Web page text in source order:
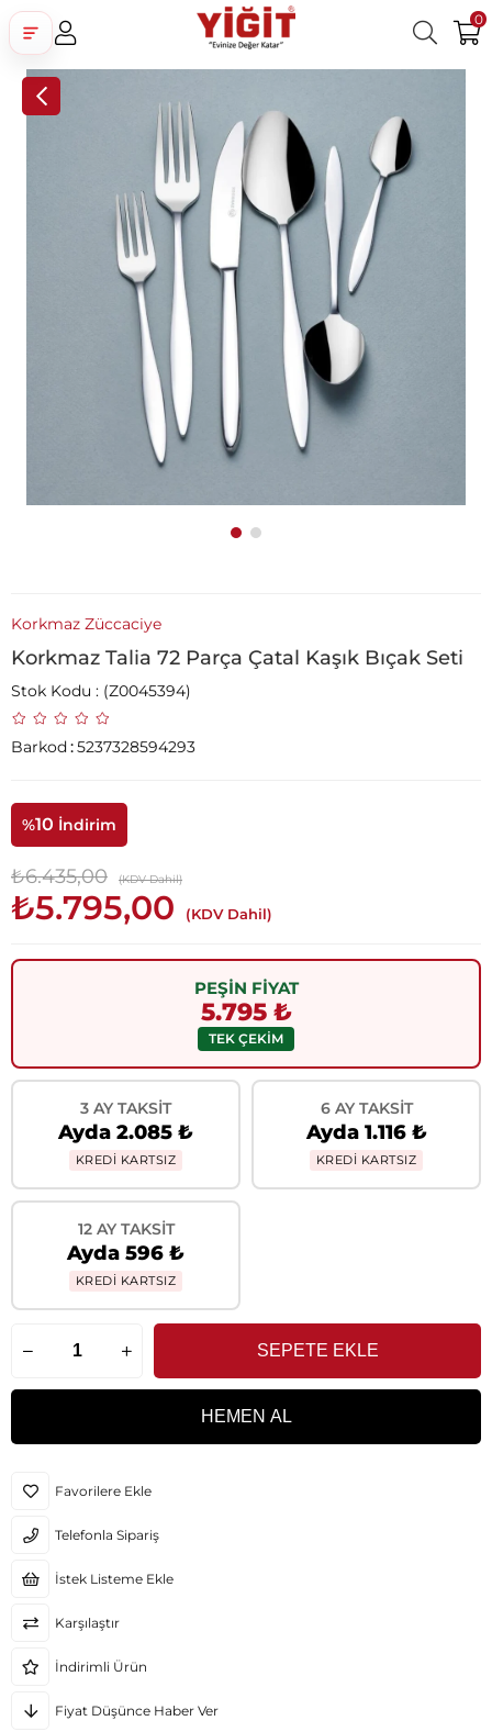
0
Google İle Bağlan
Korkmaz Züccaciye
Korkmaz Talia 72 Parça Çatal Kaşık Bıçak Seti
Stok Kodu (Z0045394)
Barkod:5237328594293
%10 İndirim
₺6.435,00 (KDV Dahil)
₺5.795,00 (KDV Dahil)
PEŞİN FİYAT
5.795 ₺
TEK ÇEKİM
3 AY TAKSIT
Ayda 2.085 ₺
KREDİ KARTSIZ
6 AY TAKSIT
Ayda 1.116 ₺
KREDİ KARTSIZ
12 AY TAKSIT
Ayda 596 ₺
KREDİ KARTSIZ
Favorilere Ekle
Telefonla Sipariş
İstek Listeme Ekle
Karşılaştır
İndirimli Ürün
Fiyat Düşünce Haber Ver